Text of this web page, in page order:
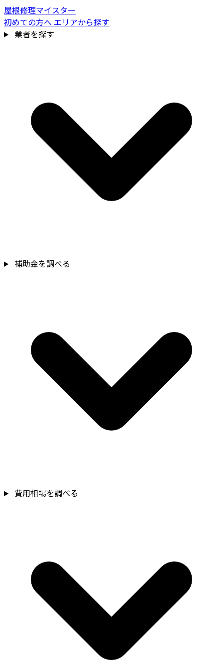
屋根修理マイスター
初めての方へ エリアから探す
業者を探す
補助金を調べる
費用相場を調べる
費用相場を見る